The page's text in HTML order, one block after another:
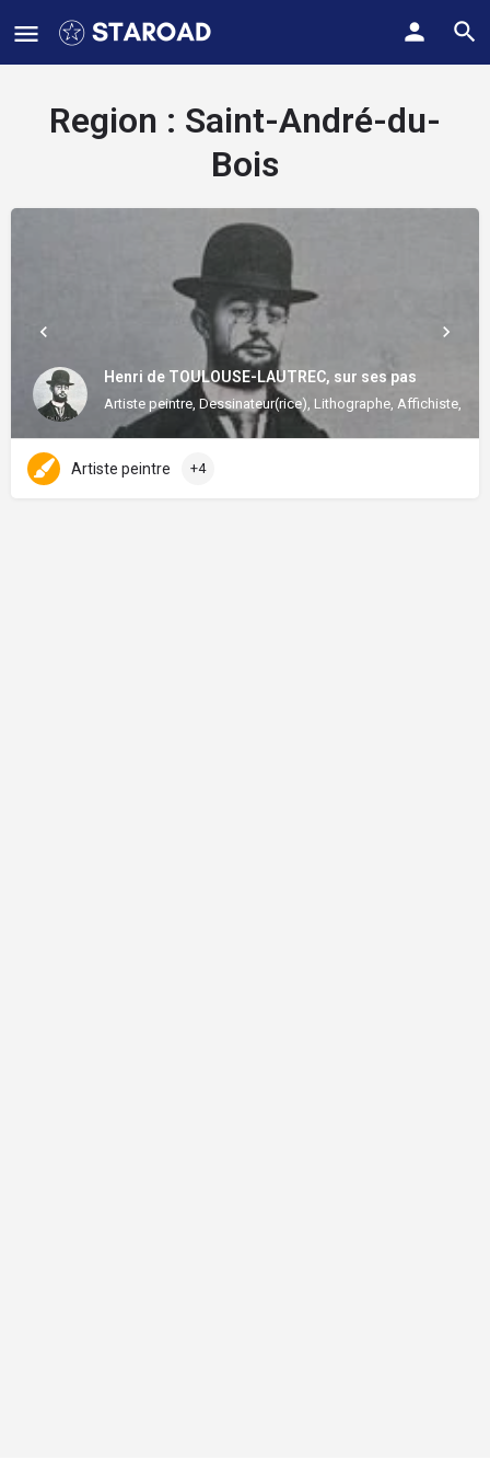
Region : Saint-André-du-
Bois
Henri de TOULOUSE-LAUTREC, sur ses pas
Artiste peintre, Dessinateur(rice), Lithographe, Affichiste,
Artiste peintre +4